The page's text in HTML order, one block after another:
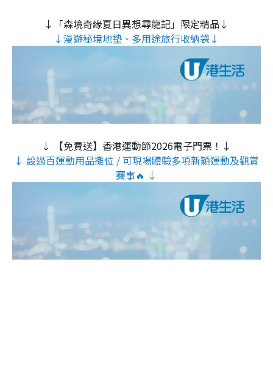
↓「森境奇緣夏日異想尋龍記」限定精品↓
↓漫遊秘境地墊、多用途旅行收納袋↓
↓ 【免費送】香港運動節2026電子門票！↓
↓ 設過百運動用品攤位 / 可現場體驗多項新穎運動及觀賞
賽事🔥 ↓